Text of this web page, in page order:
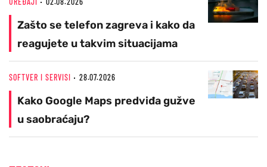
Zašto se telefon zagreva i kako da
reagujete u takvim situacijama
SOFTVER I SERVISI 28.07.2026
Kako Google Maps predviđa gužve
u saobraćaju?